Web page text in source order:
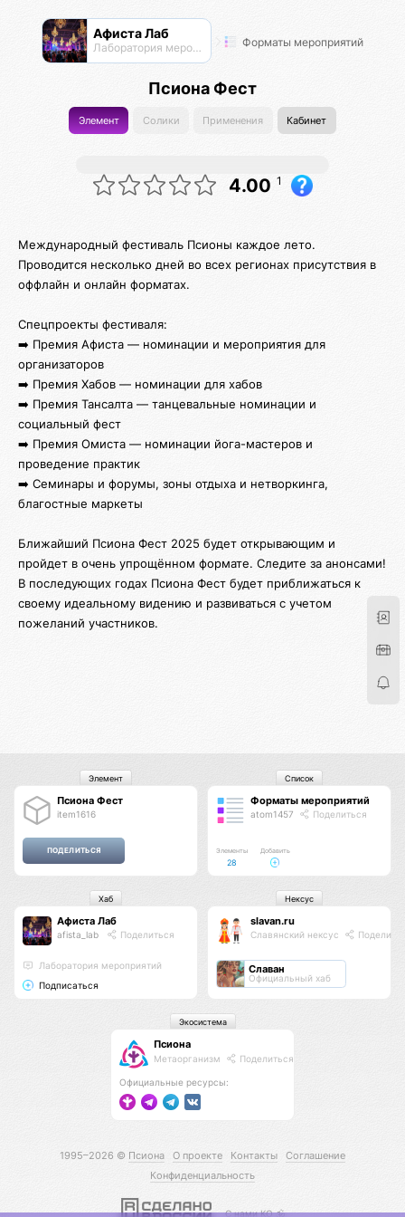
Афиста Лаб
Лаборатория мероприятий Форматы мероприятий
Псиона Фест
Элемент Солики Применения Кабинет
4.00 1
Международный фестиваль Псионы каждое лето.
Проводится несколько дней во всех регионах присутствия в
оффлайн и онлайн форматах.
Спецпроекты фестиваля:
➡️ Премия Афиста — номинации и мероприятия для
организаторов
➡️ Премия Хабов — номинации для хабов
➡️ Премия Тансалта — танцевальные номинации и
социальный фест
➡️ Премия Омиста — номинации йога-мастеров и
проведение практик
➡️ Семинары и форумы, зоны отдыха и нетворкинга,
благостные маркеты
Ближайший Псиона Фест 2025 будет открывающим и
пройдет в очень упрощённом формате. Следите за анонсами!
В последующих годах Псиона Фест будет приближаться к
своему идеальному видению и развиваться с учетом
пожеланий участников.
Псиона Фест
item1616
Элемент
Форматы мероприятий
atom1457 Поделиться
Элементы
28
Добавить
Список
Афиста Лаб
afista_lab Поделиться
Лаборатория мероприятий
Подписаться
Хаб
slavan.ru
Славянский нексус
Славан
Официальный хаб
Нексус
Псиона
Метаорганизм Поделиться
Официальные ресурсы:
Экосистема
1995–2026 © Псиона О проекте Контакты
Соглашение
Конфиденциальность
С нами КО 🕉️